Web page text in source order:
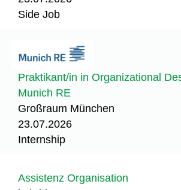
Side Job
Praktikant/in in Organizational
Munich RE
Großraum München
23.07.2026
Internship
Assistenz Organisation